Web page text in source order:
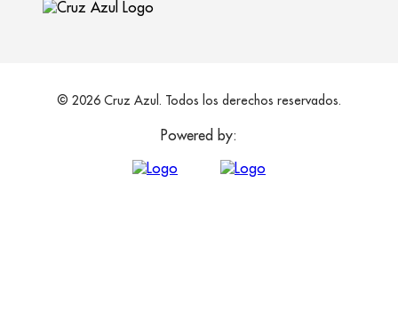
© 2026 Cruz Azul. Todos los derechos reservados.
Powered by: